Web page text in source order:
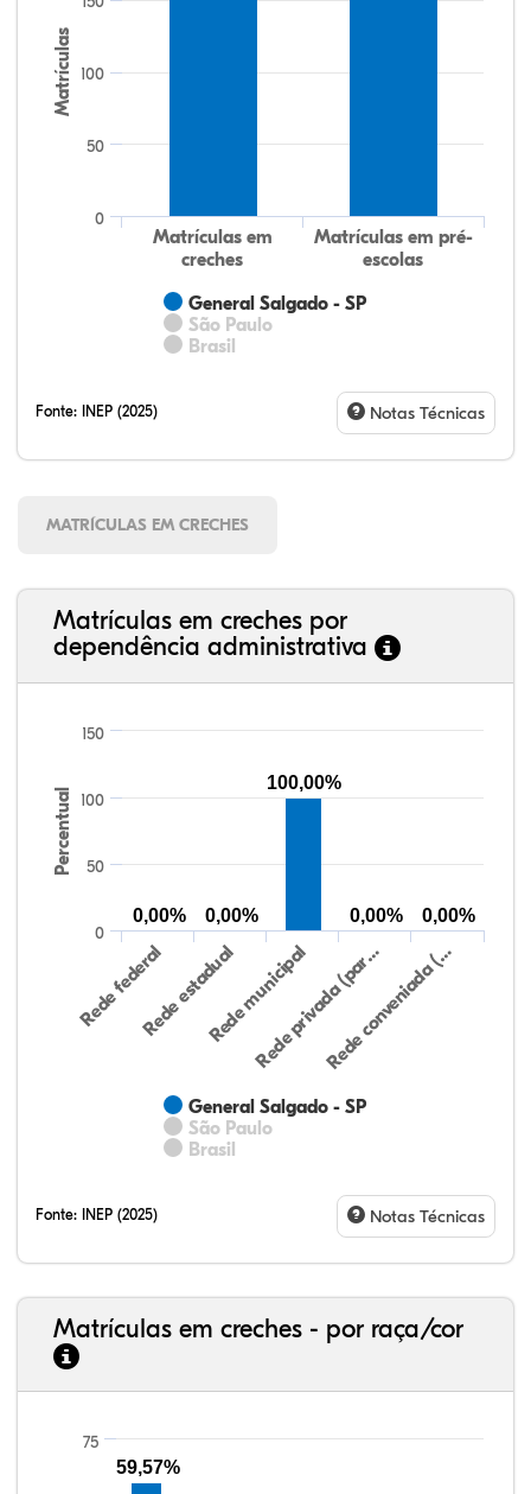
Matrículas
General Salgado - SP
São Paulo
Brasil
Matrículas em
creches
Matrículas em pré-
escolas
0
50
100
Fonte: INEP (2025) Notas Técnicas
MATRÍCULAS EM CRECHES
Matrículas em creches por
dependência administrativa
Percentual
General Salgado - SP
São Paulo
Brasil
Rede federalRede estadualRede municipal
Rede privada (par…Rede conveniada (…
0
50
100
150
0,00% 0,00%
100,00%
0,00% 0,00%
Fonte: INEP (2025) Notas Técnicas
Matrículas em creches - por raça/cor
75
59,57%
51,89%
8,16%
0,54%
39,08%
0,10%
0,23%
33,06%
7,95%
0,46%
55,81%
1,22%
1,50%